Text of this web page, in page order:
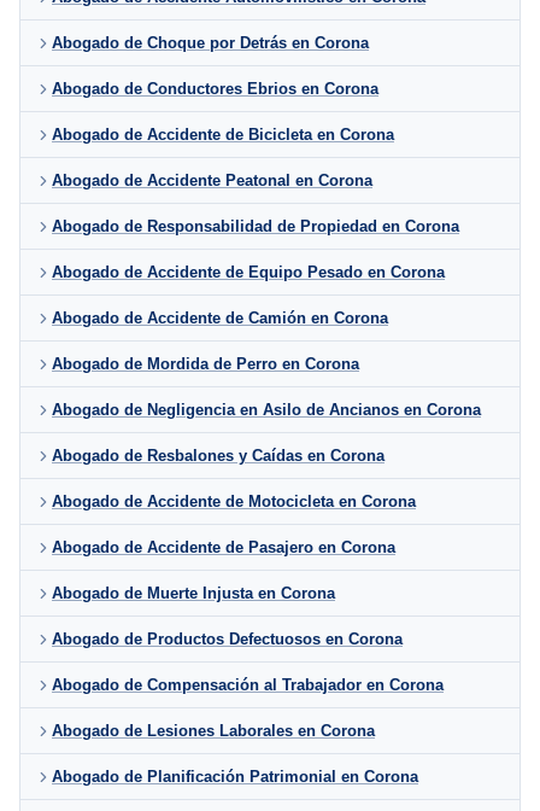
Abogado de Choque por Detrás en Corona
Abogado de Conductores Ebrios en Corona
Abogado de Accidente de Bicicleta en Corona
Abogado de Accidente Peatonal en Corona
Abogado de Responsabilidad de Propiedad en Corona
Abogado de Accidente de Equipo Pesado en Corona
Abogado de Accidente de Camión en Corona
Abogado de Mordida de Perro en Corona
Abogado de Negligencia en Asilo de Ancianos en Corona
Abogado de Resbalones y Caídas en Corona
Abogado de Accidente de Motocicleta en Corona
Abogado de Accidente de Pasajero en Corona
Abogado de Muerte Injusta en Corona
Abogado de Productos Defectuosos en Corona
Abogado de Compensación al Trabajador en Corona
Abogado de Lesiones Laborales en Corona
Abogado de Planificación Patrimonial en Corona